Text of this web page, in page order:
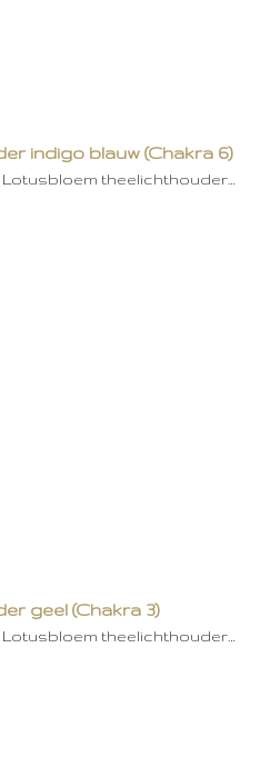
indigo blauw (Chakra 6)
theelichthouder…
geel (Chakra 3)
theelichthouder…